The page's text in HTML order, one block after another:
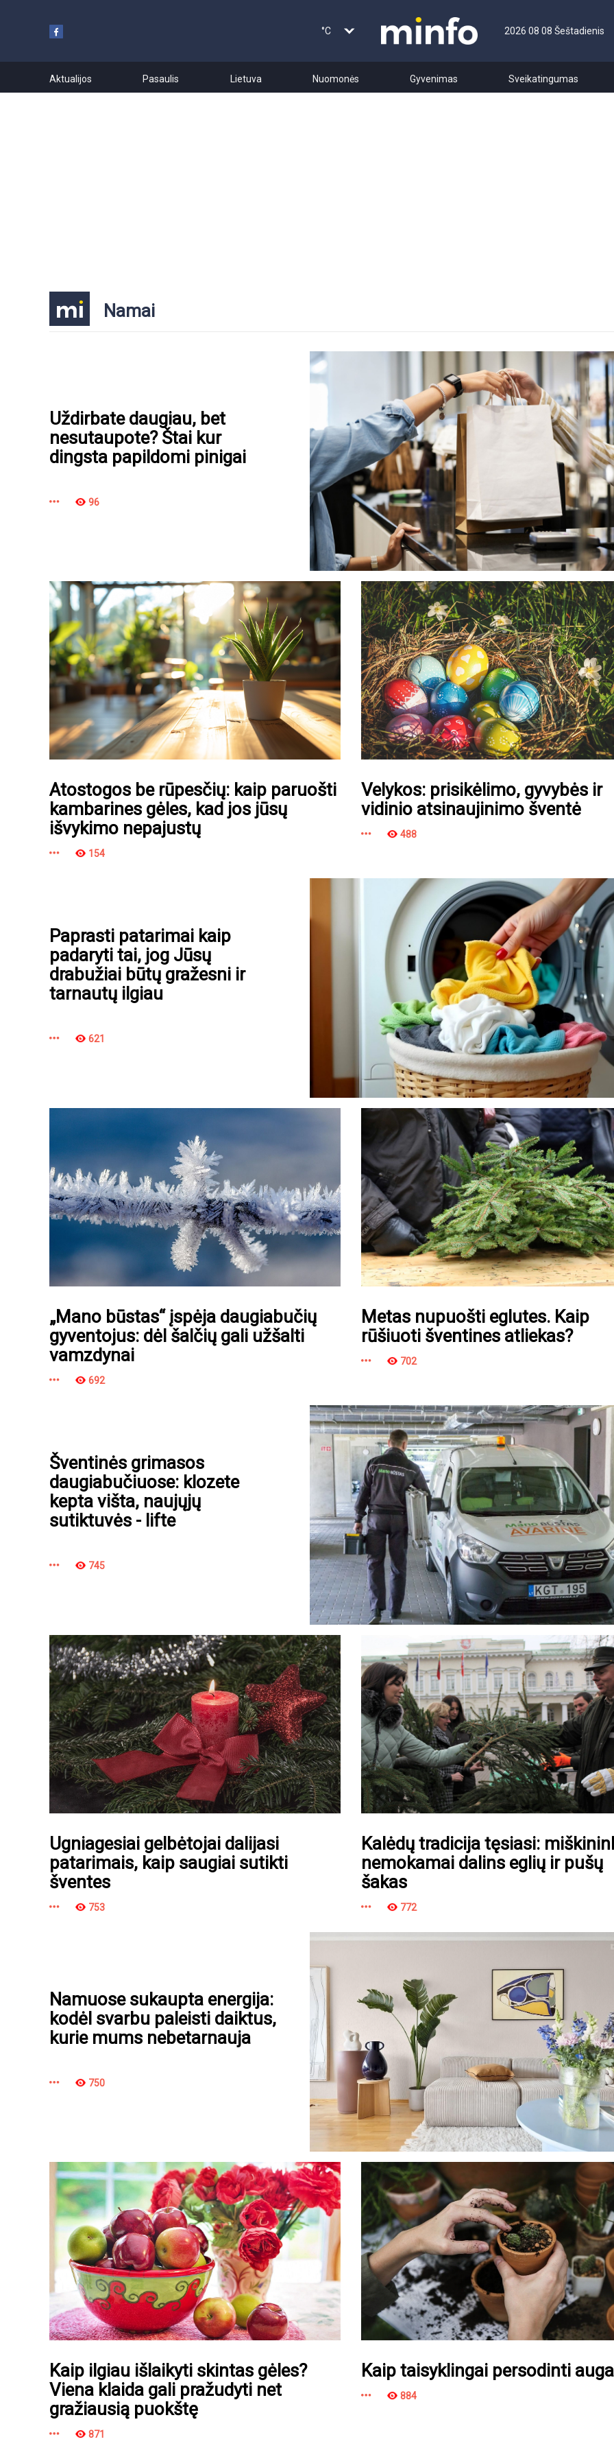
°C 2026 08 08 Šeštadienis
Aktualijos Pasaulis Lietuva Nuomonės Gyvenimas Sveikatingumas
Namai
Uždirbate daugiau, bet
nesutaupote? Štai kur
dingsta papildomi pinigai
96
Atostogos be rūpesčių: kaip paruošti
kambarines gėles, kad jos jūsų
išvykimo nepajustų
154
Velykos: prisikėlimo, gyvybės ir
vidinio atsinaujinimo šventė
488
Paprasti patarimai kaip
padaryti tai, jog Jūsų
drabužiai būtų gražesni ir
tarnautų ilgiau
621
„Mano būstas“ įspėja daugiabučių
gyventojus: dėl šalčių gali užšalti
vamzdynai
692
Metas nupuošti eglutes. Kaip
rūšiuoti šventines atliekas?
702
Šventinės grimasos
daugiabučiuose: klozete
kepta višta, naujųjų
sutiktuvės - lifte
745
Ugniagesiai gelbėtojai dalijasi
patarimais, kaip saugiai sutikti
šventes
753
Kalėdų tradicija tęsiasi:
nemokamai dalins eglių ir pušų
šakas
772
Namuose sukaupta energija:
kodėl svarbu paleisti daiktus,
kurie mums nebetarnauja
750
Kaip ilgiau išlaikyti skintas gėles?
Viena klaida gali pražudyti net
gražiausią puokštę
871
Kaip taisyklingai persodinti
884